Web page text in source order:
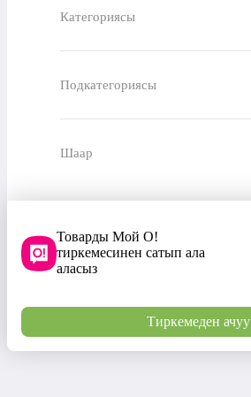
Категориясы
Подкатегориясы
Шаар
Товарды Мой О!
тиркемесинен сатып ала
аласыз
Тиркемеден ачуу